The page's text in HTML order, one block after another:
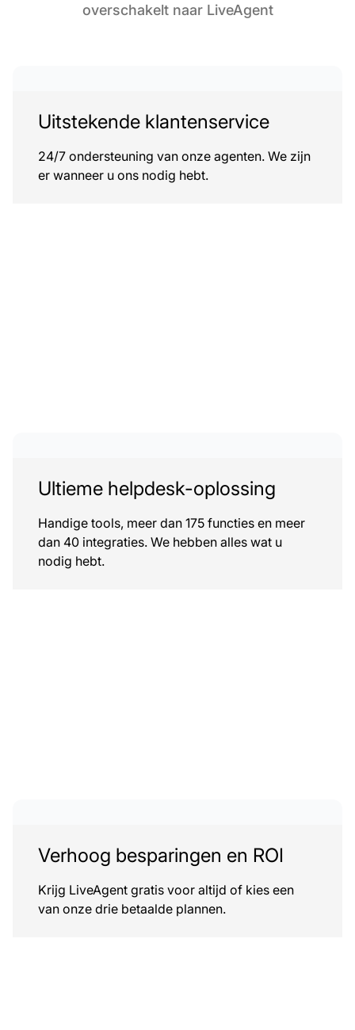
overschakelt naar LiveAgent
Uitstekende klantenservice
24/7 ondersteuning van onze agenten. We zijn
er wanneer u ons nodig hebt.
Ultieme helpdesk-oplossing
Handige tools, meer dan 175 functies en meer
dan 40 integraties. We hebben alles wat u
nodig hebt.
Verhoog besparingen en ROI
Krijg LiveAgent gratis voor altijd of kies een
van onze drie betaalde plannen.